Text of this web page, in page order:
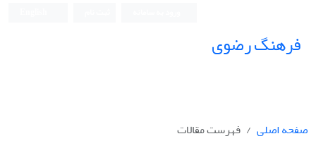
فرهنگ رضوی
صفحه اصلی
فهرست مقالات